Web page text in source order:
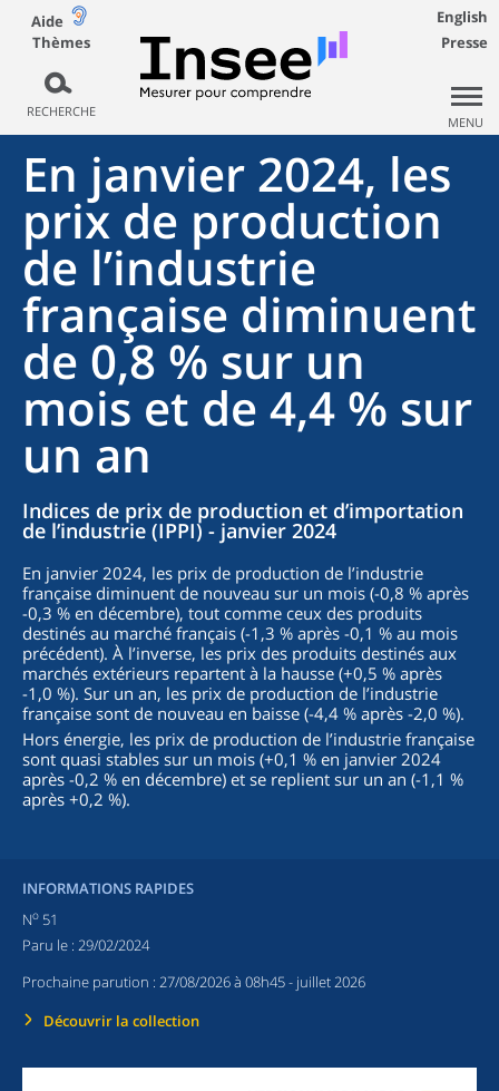
Aide
Thèmes
RECHERCHE
English
Presse
MENU
En janvier 2024, les
prix de production
de l’industrie
française diminuent
de 0,8 % sur un
mois et de 4,4 % sur
un an
Indices de prix de production et d’importation
de l’industrie (IPPI) - janvier 2024
En janvier 2024, les prix de production de l’industrie
française diminuent de nouveau sur un mois (-0,8 % après
-0,3 % en décembre), tout comme ceux des produits
destinés au marché français (-1,3 % après -0,1 % au mois
précédent). À l’inverse, les prix des produits destinés aux
marchés extérieurs repartent à la hausse (+0,5 % après
-1,0 %). Sur un an, les prix de production de l’industrie
française sont de nouveau en baisse (-4,4 % après -2,0 %).
Hors énergie, les prix de production de l’industrie française
sont quasi stables sur un mois (+0,1 % en janvier 2024
après -0,2 % en décembre) et se replient sur un an (-1,1 %
après +0,2 %).
INFORMATIONS RAPIDES
No 51
Paru le : 29/02/2024
Prochaine parution : 27/08/2026 à 08h45- juillet 2026
Découvrir la collection